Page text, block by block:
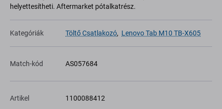
helyettesítheti. Aftermarket pótalkatrész.
Kategóriák Töltő Csatlakozó, Lenovo Tab M10 TB-X605
Match-kód AS057684
Artikel 1100088412